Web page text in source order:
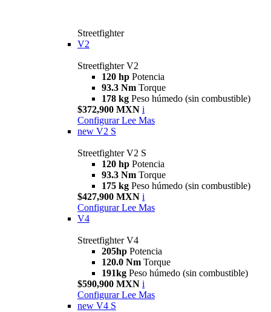
Streetfighter
V2
Streetfighter V2
120 hp Potencia
93.3 Nm Torque
178 kg Peso húmedo (sin combustible)
$372,900 MXN i
Configurar Lee Mas
new V2 S
Streetfighter V2 S
120 hp Potencia
93.3 Nm Torque
175 kg Peso húmedo (sin combustible)
$427,900 MXN i
Configurar Lee Mas
V4
Streetfighter V4
205hp Potencia
120.0 Nm Torque
191kg Peso húmedo (sin combustible)
$590,900 MXN i
Configurar Lee Mas
new V4 S